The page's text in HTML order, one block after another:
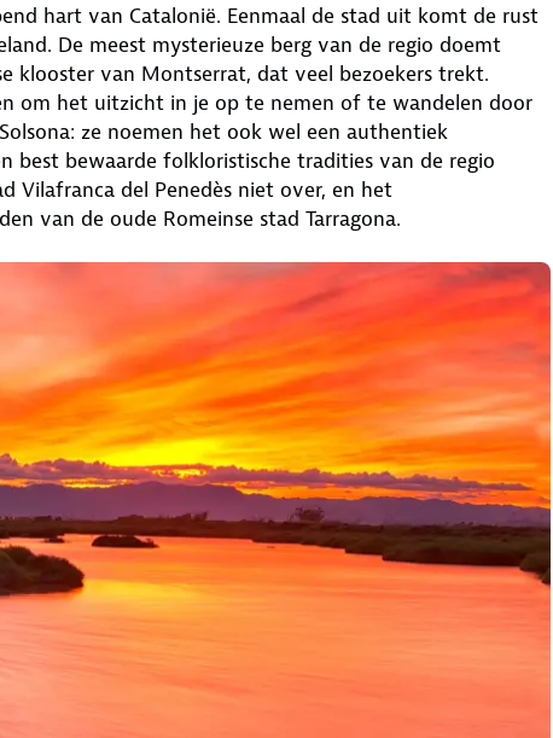
hart van Catalonië. Eenmaal de stad uit komt de rust
De meest mysterieuze berg van de regio doemt
klooster van Montserrat, dat veel bezoekers trekt.
om het uitzicht in je op te nemen of te wandelen door
ze noemen het ook wel een authentiek
best bewaarde folkloristische tradities van de regio
Vilafranca del Penedès niet over, en het
van de oude Romeinse stad Tarragona.